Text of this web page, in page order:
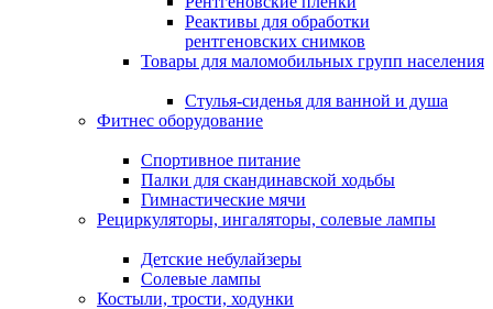
Реактивы для обработки
рентгеновских снимков
Товары для маломобильных групп населения
Стулья-сиденья для ванной и душа
Фитнес оборудование
Спортивное питание
Палки для скандинавской ходьбы
Гимнастические мячи
Рециркуляторы, ингаляторы, солевые лампы
Детские небулайзеры
Солевые лампы
Костыли, трости, ходунки